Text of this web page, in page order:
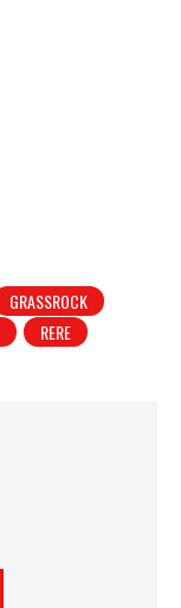
GRASSROCK
RERE